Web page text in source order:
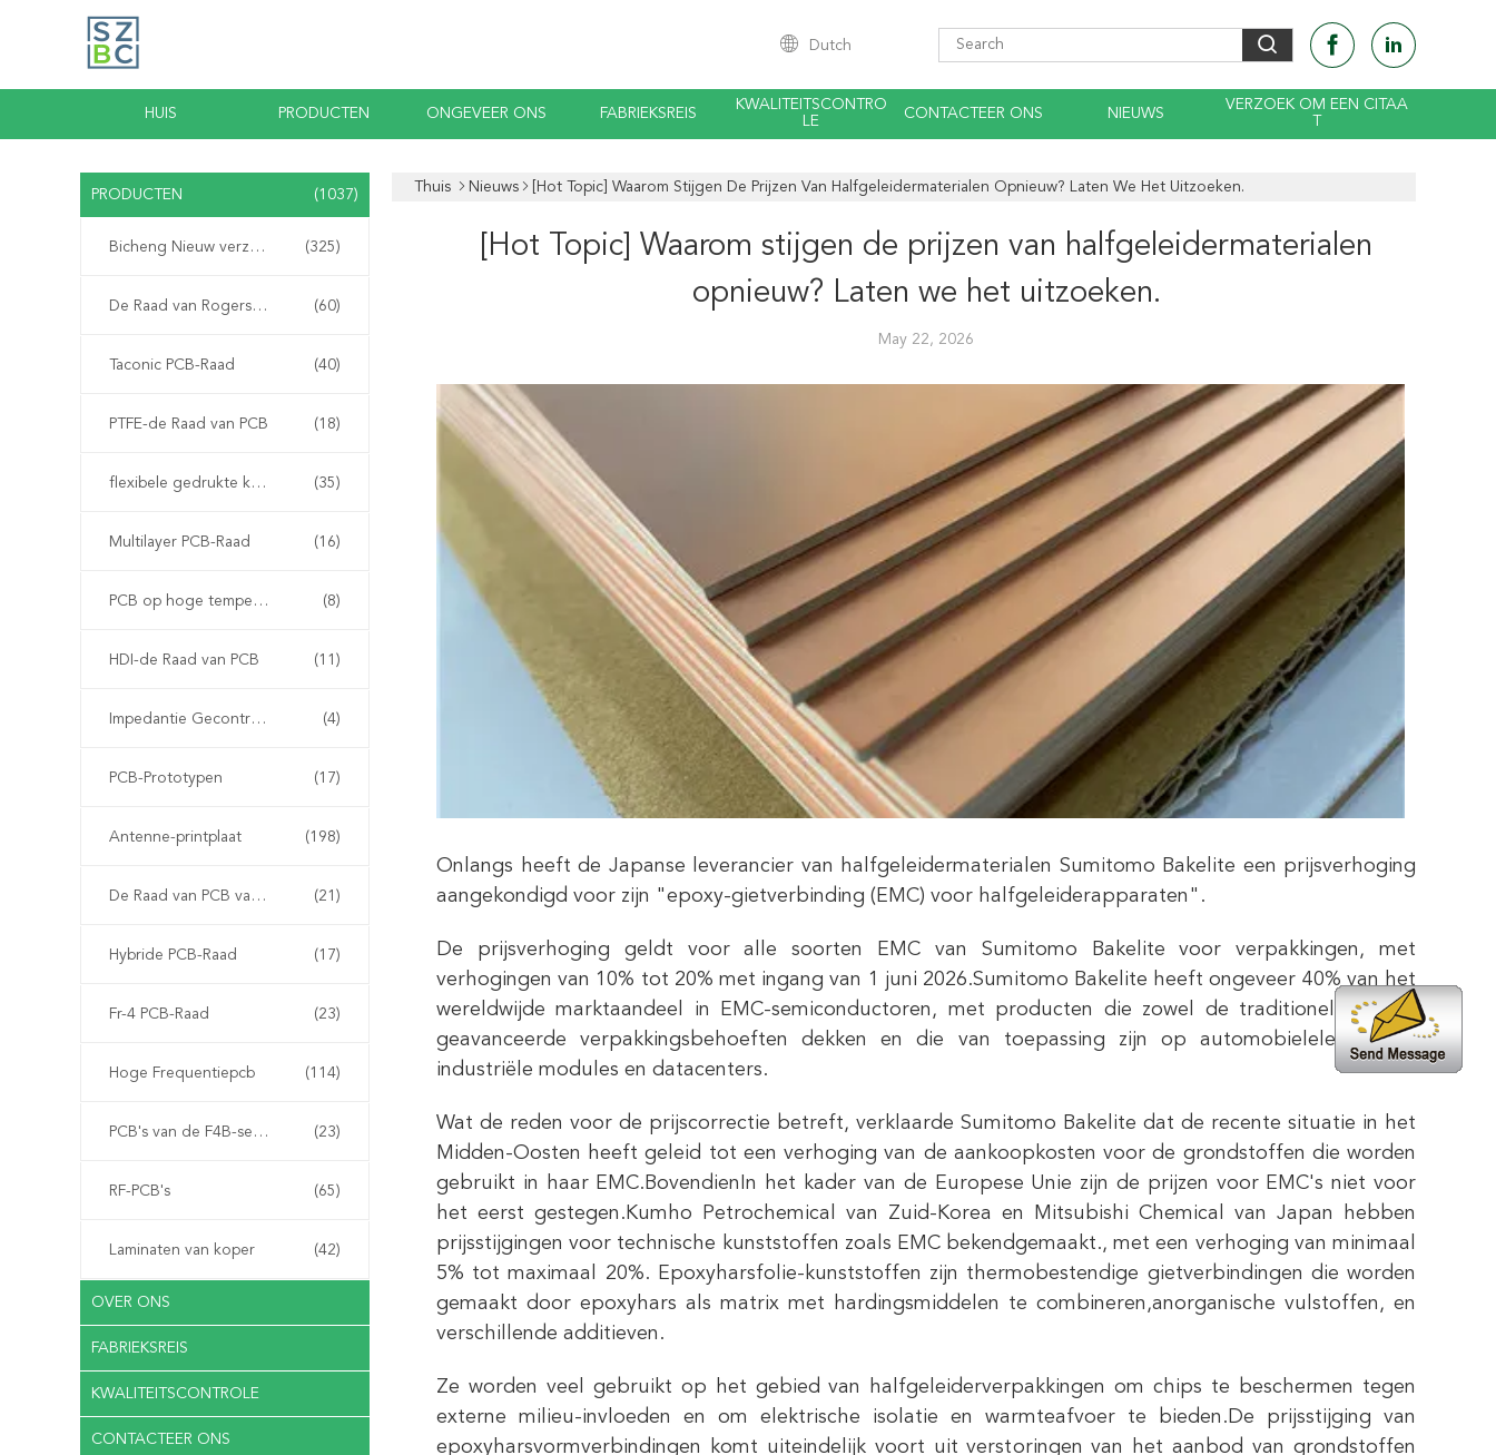
Dutch
HUIS PRODUCTEN ONGEVEER ONS FABRIEKSREIS
KWALITEITSCONTRO
LE
CONTACTEER ONS NIEUWS
VERZOEK OM EEN CITAA
PRODUCTEN (1037)
Bicheng Nieuw verzonden PCB (325)
De Raad van Rogerspcb (60)
Taconic PCB-Raad (40)
PTFE-de Raad van PCB (18)
flexibele gedrukte kring (35)
Multilayer PCB-Raad (16)
PCB op hoge temperatuur (8)
HDI-de Raad van PCB (11)
Impedantie Gecontroleerde PCB (4)
PCB-Prototypen (17)
Antenne-printplaat (198)
De Raad van PCB van Arlon (21)
Hybride PCB-Raad (17)
Fr-4 PCB-Raad (23)
Hoge Frequentiepcb (114)
PCB's van de F4B-serie (23)
RF-PCB's (65)
Laminaten van koper (42)
OVER ONS
FABRIEKSREIS
KWALITEITSCONTROLE
CONTACTEER ONS
Thuis Nieuws [Hot Topic] Waarom Stijgen De Prijzen Van Halfgeleidermaterialen Opnieuw? Laten We Het Uitzoeken.
[Hot Topic] Waarom stijgen de prijzen van halfgeleidermaterialen
opnieuw? Laten we het uitzoeken.
May 22, 2026
Onlangs heeft de Japanse leverancier van halfgeleidermaterialen Sumitomo Bakelite een prijsverhoging
aangekondigd voor zijn "epoxy-gietverbinding (EMC) voor halfgeleiderapparaten".
De prijsverhoging geldt voor alle soorten EMC van Sumitomo Bakelite voor verpakkingen, met
verhogingen van 10% tot 20% met ingang van 1 juni 2026.Sumitomo Bakelite heeft ongeveer 40% van het
wereldwijde marktaandeel in EMC-semiconductoren, met producten die zowel de traditionele als de
geavanceerde verpakkingsbehoeften dekken en die van toepassing zijn op automobielelektronica,
industriële modules en datacenters.
Wat de reden voor de prijscorrectie betreft, verklaarde Sumitomo Bakelite dat de recente situatie in het
Midden-Oosten heeft geleid tot een verhoging van de aankoopkosten voor de grondstoffen die worden
gebruikt in haar EMC.BovendienIn het kader van de Europese Unie zijn de prijzen voor EMC's niet voor
het eerst gestegen.Kumho Petrochemical van Zuid-Korea en Mitsubishi Chemical van Japan hebben
prijsstijgingen voor technische kunststoffen zoals EMC bekendgemaakt., met een verhoging van minimaal
5% tot maximaal 20%. Epoxyharsfolie-kunststoffen zijn thermobestendige gietverbindingen die worden
gemaakt door epoxyhars als matrix met hardingsmiddelen te combineren,anorganische vulstoffen, en
verschillende additieven.
Ze worden veel gebruikt op het gebied van halfgeleiderverpakkingen om chips te beschermen tegen
externe milieu-invloeden en om elektrische isolatie en warmteafvoer te bieden.De prijsstijging van
epoxyharsvormverbindingen komt uiteindelijk voort uit verstoringen van het aanbod van grondstoffen